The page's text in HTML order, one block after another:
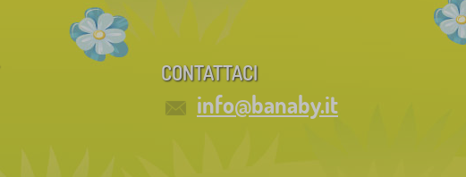
CONTATTACI
info@banaby.it